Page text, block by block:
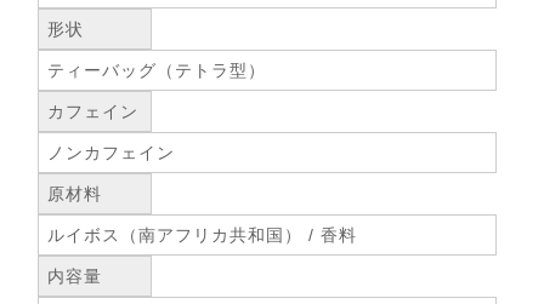
形状
ティーバッグ（テトラ型）
カフェイン
ノンカフェイン
原材料
ルイボス（南アフリカ共和国） / 香料
内容量